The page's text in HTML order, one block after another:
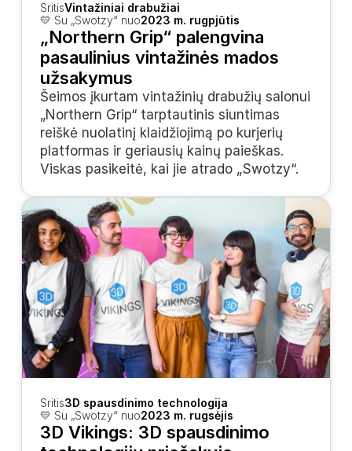
SritisVintažiniai drabužiai
💛 Su „Swotzy“ nuo2023 m. rugpjūtis
„Northern Grip“ palengvina
pasaulinius vintažinės mados
užsakymus
Šeimos įkurtam vintažinių drabužių salonui
„Northern Grip“ tarptautinis siuntimas
reiškė nuolatinį klaidžiojimą po kurjerių
platformas ir geriausių kainų paieškas.
Viskas pasikeitė, kai jie atrado „Swotzy“.
Sritis3D spausdinimo technologija
💛 Su „Swotzy“ nuo2023 m. rugsėjis
3D Vikings: 3D spausdinimo